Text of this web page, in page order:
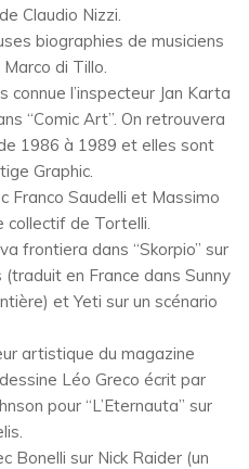
Claudio Nizzi.
biographies de musiciens
di Tillo.
connue l’inspecteur Jan Karta
“Comic Art”. On retrouvera
1986 à 1989 et elles sont
Graphic.
Franco Saudelli et Massimo
collectif de Tortelli.
frontiera dans “Skorpio” sur
en France dans Sunny
et Yeti sur un scénario
artistique du magazine
Léo Greco écrit par
pour “L’Eternauta” sur
Bonelli sur Nick Raider (un